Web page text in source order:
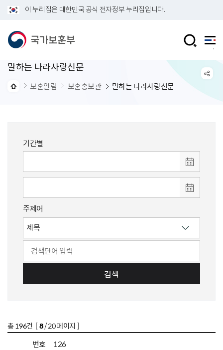
이 누리집은 대한민국 공식 전자정부 누리집입니다.
말하는 나라사랑신문
보훈알림 보훈홍보관 말하는 나라사랑신문
기간별
주제어
검색
총 196건 [8/ 20 페이지 ]
번호
126